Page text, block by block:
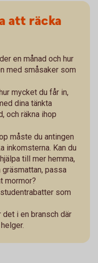
att räcka
en månad och hur
med småsaker som
mycket du får in,
dina tänkta
och räkna ihop
måste du antingen
inkomsterna. Kan du
till mer hemma,
passa
mormor?
som
det i en bransch där